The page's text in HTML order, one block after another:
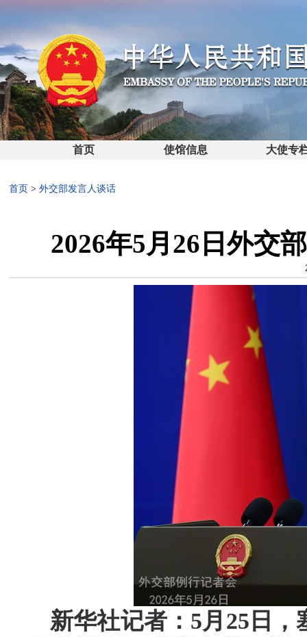
首页 使馆信息 大使专
首页 > 外交部发言人谈话
2026年5月26日外交
新华社记者：5月25日